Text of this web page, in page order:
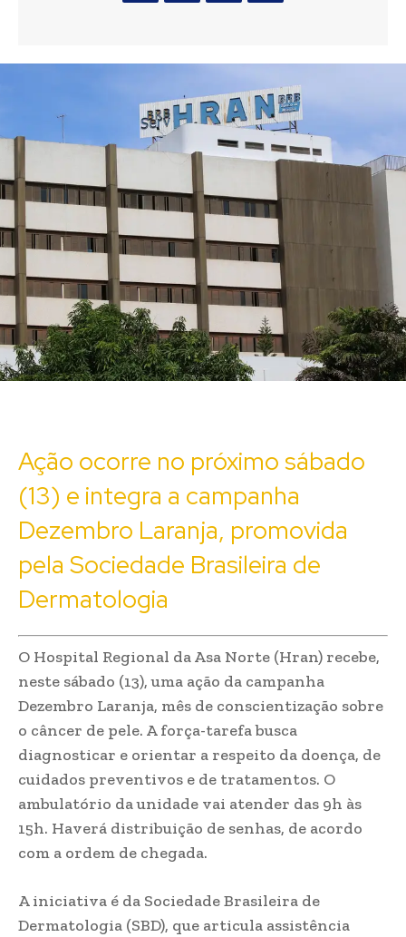
Ação ocorre no próximo sábado
(13) e integra a campanha
Dezembro Laranja, promovida
pela Sociedade Brasileira de
Dermatologia
O Hospital Regional da Asa Norte (Hran) recebe,
neste sábado (13), uma ação da campanha
Dezembro Laranja, mês de conscientização sobre
o câncer de pele. A força-tarefa busca
diagnosticar e orientar a respeito da doença, de
cuidados preventivos e de tratamentos. O
ambulatório da unidade vai atender das 9h às
15h. Haverá distribuição de senhas, de acordo
com a ordem de chegada.
A iniciativa é da Sociedade Brasileira de
Dermatologia (SBD), que articula assistência